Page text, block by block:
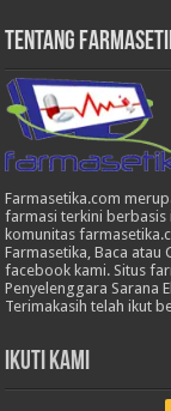
Tentang
Farmasetika.com
farmasi terkini berbasis
komunitas
Farmasetika, Baca
facebook kami. Situs
Penyelenggara Sarana
Terimakasih telah ikut
Ikuti Kami